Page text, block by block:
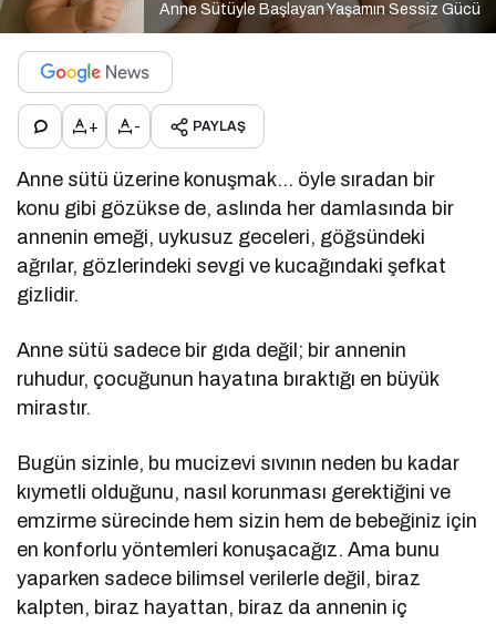
Anne Sütüyle Başlayan Yaşamın Sessiz Gücü
+ - PAYLAŞ
Anne sütü üzerine konuşmak… öyle sıradan bir
konu gibi gözükse de, aslında her damlasında bir
annenin emeği, uykusuz geceleri, göğsündeki
ağrılar, gözlerindeki sevgi ve kucağındaki şefkat
gizlidir.
Anne sütü sadece bir gıda değil; bir annenin
ruhudur, çocuğunun hayatına bıraktığı en büyük
mirastır.
Bugün sizinle, bu mucizevi sıvının neden bu kadar
kıymetli olduğunu, nasıl korunması gerektiğini ve
emzirme sürecinde hem sizin hem de bebeğiniz için
en konforlu yöntemleri konuşacağız. Ama bunu
yaparken sadece bilimsel verilerle değil, biraz
kalpten, biraz hayattan, biraz da annenin iç